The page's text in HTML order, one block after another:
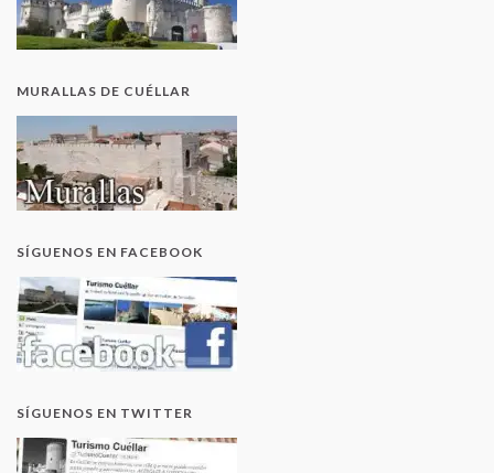
MURALLAS DE CUÉLLAR
SÍGUENOS EN FACEBOOK
SÍGUENOS EN TWITTER